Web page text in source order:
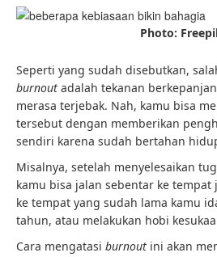
Photo:
Seperti yang sudah disebutkan,
burnout adalah tekanan
merasa terjebak. Nah, kamu bisa
tersebut dengan memberikan
sendiri karena sudah bertahan
Misalnya, setelah menyelesaikan
kamu bisa jalan sebentar ke
ke tempat yang sudah lama kamu
tahun, atau melakukan hobi
Cara mengatasi burnout ini akan